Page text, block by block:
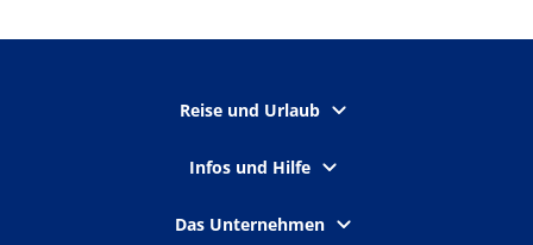
Reise und Urlaub
Infos und Hilfe
Das Unternehmen